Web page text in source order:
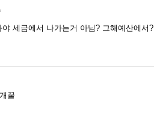
세금에서 나가는거 아님? 그해예산에서?
꿀